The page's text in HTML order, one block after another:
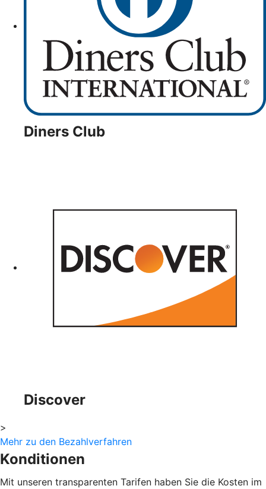
Diners Club
Discover
>
Mehr zu den Bezahlverfahren
Konditionen
Mit unseren transparenten Tarifen haben Sie die Kosten im